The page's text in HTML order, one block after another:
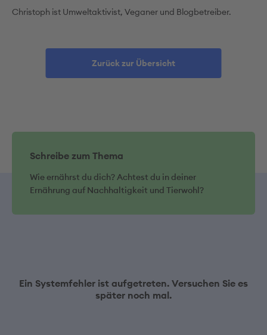
Christoph ist Umweltaktivist, Veganer und Blogbetreiber.
Zurück zur Übersicht
Schreibe zum Thema
Wie ernährst du dich? Achtest du in deiner
Ernährung auf Nachhaltigkeit und Tierwohl?
Ein Systemfehler ist aufgetreten. Versuchen Sie es
später noch mal.